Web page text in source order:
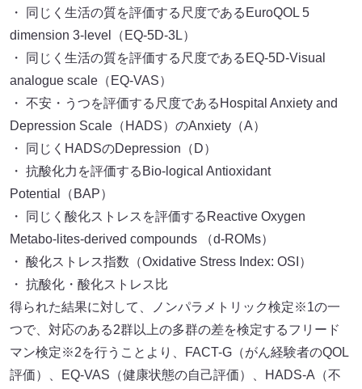
・ 同じく生活の質を評価する尺度であるEuroQOL 5
dimension 3-level（EQ-5D-3L）
・ 同じく生活の質を評価する尺度であるEQ-5D-Visual
analogue scale（EQ-VAS）
・ 不安・うつを評価する尺度であるHospital Anxiety and
Depression Scale（HADS）のAnxiety（A）
・ 同じくHADSのDepression（D）
・ 抗酸化力を評価するBio-logical Antioxidant
Potential（BAP）
・ 同じく酸化ストレスを評価するReactive Oxygen
Metabo-lites-derived compounds （d-ROMs）
・ 酸化ストレス指数（Oxidative Stress Index: OSI）
・ 抗酸化・酸化ストレス比
得られた結果に対して、ノンパラメトリック検定※1の一
つで、対応のある2群以上の多群の差を検定するフリード
マン検定※2を行うことより、FACT-G（がん経験者のQOL
評価）、EQ-VAS（健康状態の自己評価）、HADS-A（不